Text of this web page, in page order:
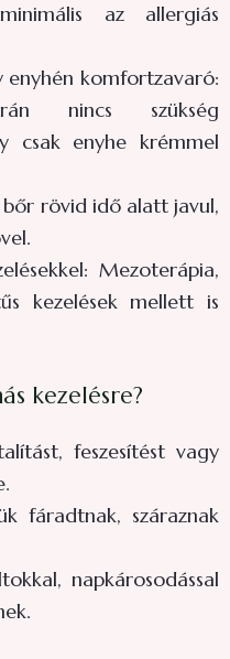
az allergiás
enyhén komfortzavaró:
nincs szükség
csak enyhe krémmel
rövid idő alatt javul,
Mezoterápia,
kezelések mellett is
kezelésre?
feszesítést vagy
fáradtnak, száraznak
napkárosodással